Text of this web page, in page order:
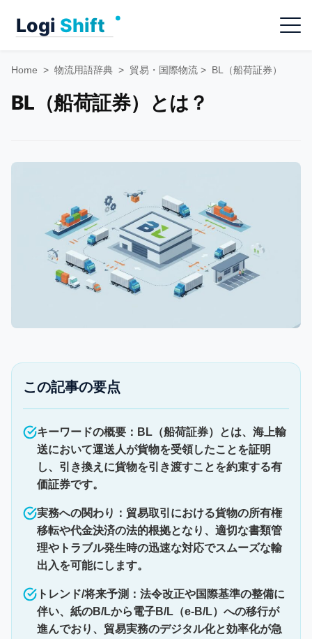
Menu
Home > 物流用語辞典 > 貿易・国際物流 > BL（船荷証券）
BL（船荷証券）とは？
この記事の要点
キーワードの概要：BL（船荷証券）とは、海上輸
送において運送人が貨物を受領したことを証明
し、引き換えに貨物を引き渡すことを約束する有
価証券です。
実務への関わり：貿易取引における貨物の所有権
移転や代金決済の法的根拠となり、適切な書類管
理やトラブル発生時の迅速な対応でスムーズな輸
出入を可能にします。
トレンド/将来予測：法令改正や国際基準の整備に
伴い、紙のB/Lから電子B/L（e-B/L）への移行が
進んでおり、貿易実務のデジタル化と効率化が急